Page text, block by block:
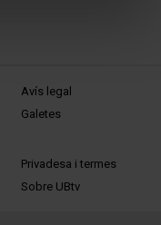
MENÚ PEU 1
Avís legal
Galetes
PEU 2
Privadesa i termes
Sobre UBtv